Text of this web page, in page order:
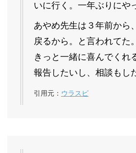
いに行く。一年ぶりにや
あやめ先生は３年前から
戻るから。と言われてた。
きっと一緒に喜んでくれ
報告したいし、相談もし
引用元： ウラスピ